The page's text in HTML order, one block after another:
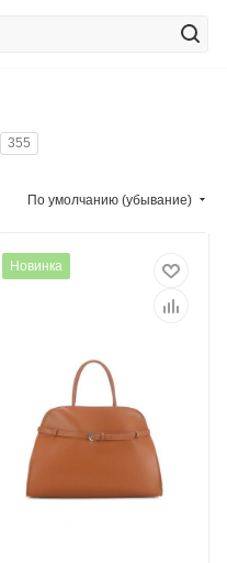
355
По умолчанию (убывание)
Новинка